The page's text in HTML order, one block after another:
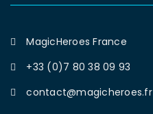
MagicHeroes France
+33 (0)7 80 38 09 93
contact@magicheroes.fr